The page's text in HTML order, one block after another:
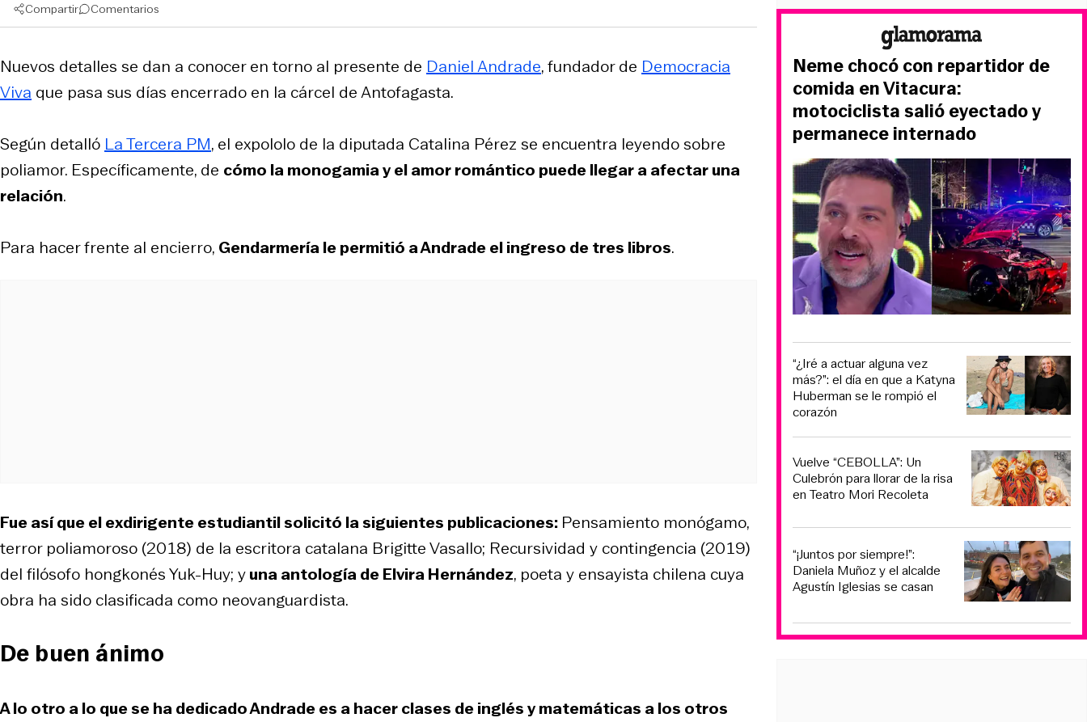
Compartir Comentarios
Nuevos detalles se dan a conocer en torno al presente de Daniel Andrade, fundador de Democracia
Viva que pasa sus días encerrado en la cárcel de Antofagasta.
Según detalló La Tercera PM, el expololo de la diputada Catalina Pérez se encuentra leyendo sobre
poliamor. Específicamente, de cómo la monogamia y el amor romántico puede llegar a afectar una
relación.
Para hacer frente al encierro, Gendarmería le permitió a Andrade el ingreso de tres libros.
Fue así que el exdirigente estudiantil solicitó la siguientes publicaciones: Pensamiento monógamo,
terror poliamoroso (2018) de la escritora catalana Brigitte Vasallo; Recursividad y contingencia (2019)
del filósofo hongkonés Yuk-Huy; yuna antología de Elvira Hernández, poeta y ensayista chilena cuya
obra ha sido clasificada como neovanguardista.
De buen ánimo
A lo otro a lo que se ha dedicado Andrade es a hacer clases de inglés y matemáticas a los otros
Neme chocó con repartidor de
comida en Vitacura:
motociclista salió eyectado y
permanece internado
“¿Iré a actuar alguna vez
más?”: el día en que a Katyna
Huberman se le rompió el
corazón
Vuelve “CEBOLLA”: Un
Culebrón para llorar de la risa
en Teatro Mori Recoleta
“¡Juntos por siempre!”:
Daniela Muñoz y el alcalde
Agustín Iglesias se casan